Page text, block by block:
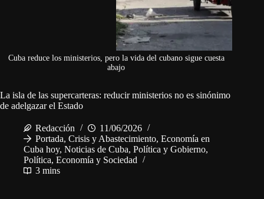
Cuba reduce los ministerios, pero la vida del cubano sigue cuesta
abajo
La isla de las supercarteras: reducir ministerios no es sinónimo
de adelgazar el Estado
Redacción
11/06/2026
Portada, Crisis y Abastecimiento, Economía en
Cuba hoy, Noticias de Cuba, Política y Gobierno,
Política, Economía y Sociedad
3 mins